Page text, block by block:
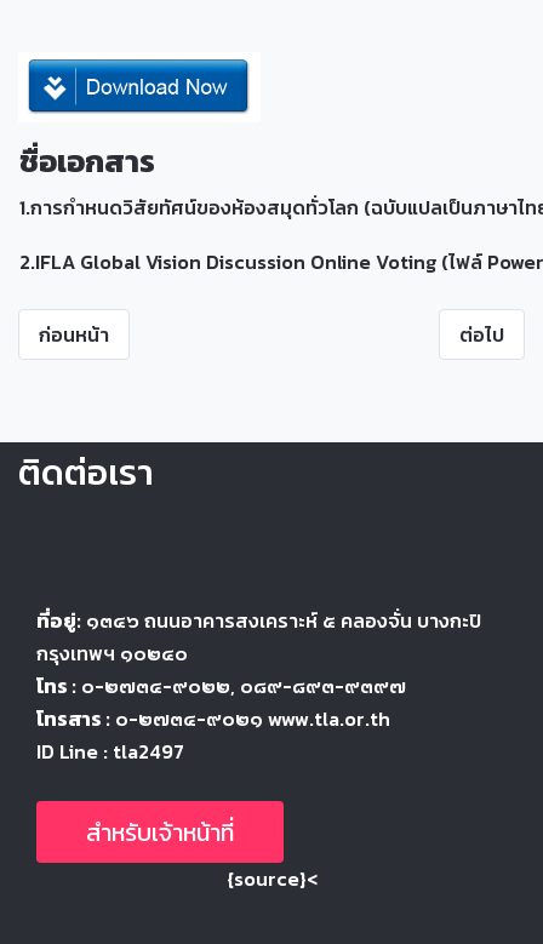
ชื่อเอกสาร
1.การกำหนดวิสัยทัศน์ของห้องสมุดทั่วโลก (ฉบับแปลเป็นภาษาไ
2.IFLA Global Vision Discussion Online Voting (ไฟล์
ก่อนหน้า ต่อไป
ติดต่อเรา
ที่อยู่: ๑๓๔๖ ถนนอาคารสงเคราะห์ ๕ คลองจั่น บางกะปิ
กรุงเทพฯ ๑๐๒๔๐
โทร : ๐-๒๗๓๔-๙๐๒๒, ๐๘๙-๘๙๓-๙๓๙๗
โทรสาร : ๐-๒๗๓๔-๙๐๒๑ www.tla.or.th
ID Line : tla2497
สำหรับเจ้าหน้าที่
{source}<